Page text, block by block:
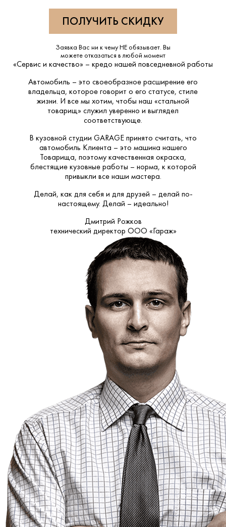
Заявка Вас ни к чему НЕ обязывает. Вы
можете отказаться в любой момент
«Сервис и качество» – кредо нашей повседневной работы
Автомобиль – это своеобразное расширение его
владельца, которое говорит о его статусе, стиле
жизни. И все мы хотим, чтобы наш «стальной
товарищ» служил уверенно и выглядел
соответствующе.
В кузовной студии GARAGE принято считать, что
автомобиль Клиента – это машина нашего
Товарища, поэтому качественная окраска,
блестящие кузовные работы – норма, к которой
привыкли все наши мастера.
Делай, как для себя и для друзей – делай по-
настоящему. Делай – идеально!
Дмитрий Рожков
технический директор ООО «Гараж»